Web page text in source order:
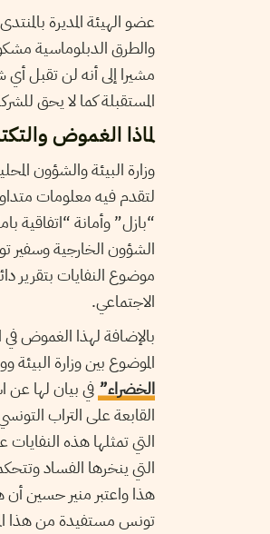
عضو الهيئة المديرة
والطرق الدبلوماسية
مشيرا إلى أنه لن تقبل أي
المستقبلة كما لا يحق
لماذا الغموض
وزارة البيئة والشؤون
لتقدم فيه معلومات
“بازل” وأمانة “اتفاقية
الشؤون الخارجية وسفير
موضوع النفايات بتقرير
الاجتماعي.
بالإضافة لهذا الغموض
الموضوع بين وزارة البيئة
الخضراء” في بيان لها عن
القابعة على التراب
التي تمثلها هذه
التي ينخرها الفساد
هذا واعتبر منير حسين أن
تونس مستفيدة من هذا